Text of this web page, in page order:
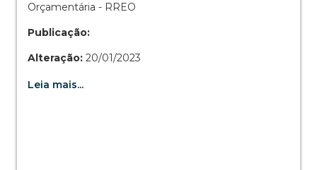
Orçamentária - RREO
Publicação:
Alteração: 20/01/2023
Leia mais...